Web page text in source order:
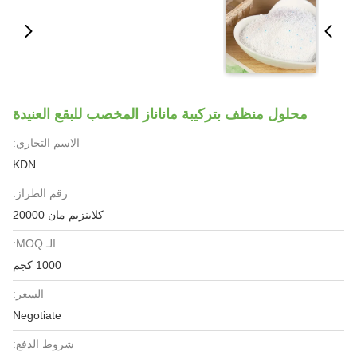
محلول منظف بتركيبة ماناناز المخصب للبقع العنيدة
الاسم التجاري:
KDN
رقم الطراز:
كلاينزيم مان 20000
الـ MOQ:
1000 كجم
السعر:
Negotiate
شروط الدفع: